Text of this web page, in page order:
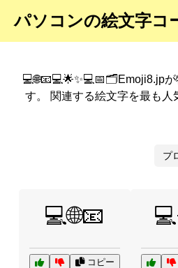
パソコンの絵文字コ
💻🌐📧💻🌟✨💻📅🗂️Emoji8.jp
す。 関連する絵文字を最も
プ
💻🌐📧
コピー